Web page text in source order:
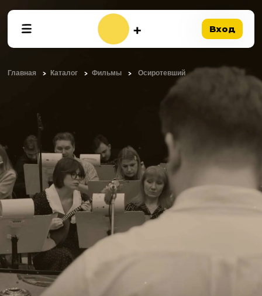
Вход
Главная Каталог Фильмы Осиротевший